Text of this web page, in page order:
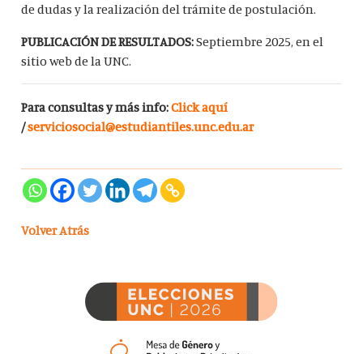
de dudas y la realización del trámite de postulación.
PUBLICACIÓN DE RESULTADOS:Septiembre 2025, en el
sitio web de la UNC.
Para consultas y más info:Click aquí
/serviciosocial@estudiantiles.unc.edu.ar
Volver Atrás